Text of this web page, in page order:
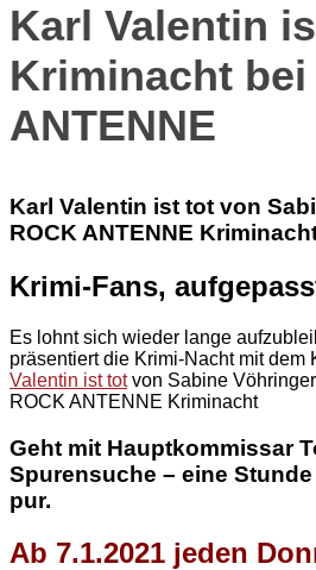
Karl Valentin
Kriminacht bei
ANTENNE
Karl Valentin ist tot von
ROCK ANTENNE
Krimi-Fans,
Es lohnt sich wieder lange
präsentiert die Krimi-Nacht mit dem
Valentin ist totvon Sabine
ROCK ANTENNE Kriminacht
Geht mit Hauptkommissar
Spurensuche – eine
pur.
Ab 7.1.2021 jeden